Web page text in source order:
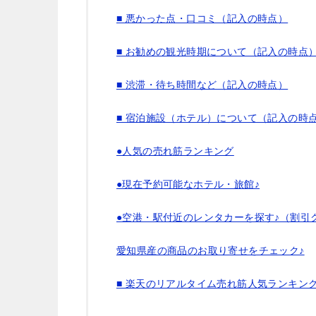
■ 悪かった点・口コミ（記入の時点）
■ お勧めの観光時期について（記入の時点）
■ 渋滞・待ち時間など（記入の時点）
■ 宿泊施設（ホテル）について（記入の時点
●人気の売れ筋ランキング
●現在予約可能なホテル・旅館♪
●空港・駅付近のレンタカーを探す♪（割引
愛知県産の商品のお取り寄せをチェック♪
■ 楽天のリアルタイム売れ筋人気ランキン